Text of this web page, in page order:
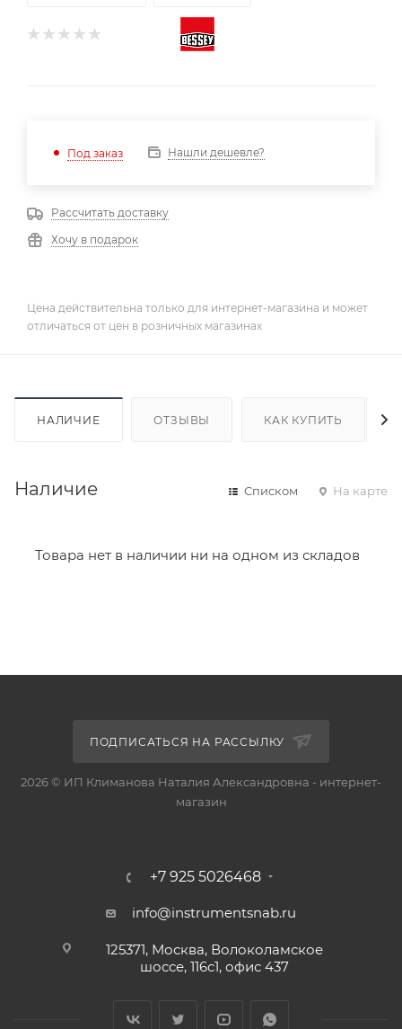
Под заказ Нашли дешевле?
Рассчитать доставку
Хочу в подарок
Цена действительна только для интернет-магазина и может
отличаться от цен в розничных магазинах
НАЛИЧИЕ ОТЗЫВЫ КАК КУПИТЬ
Наличие Списком На карте
Товара нет в наличии ни на одном из складов
ПОДПИСАТЬСЯ НА РАССЫЛКУ
2026 © ИП Климанова Наталия Александровна - интернет-
магазин
+7 925 5026468
info@instrumentsnab.ru
125371, Москва, Волоколамское
шоссе, 116с1, офис 437